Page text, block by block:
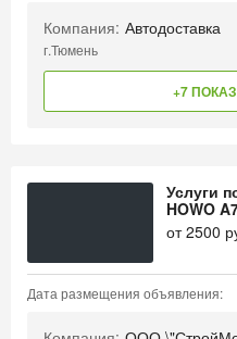
Компания: Автодоставка
г.Тюмень
+7
Услуги
HOWO
от2500
Дата размещения объявления: